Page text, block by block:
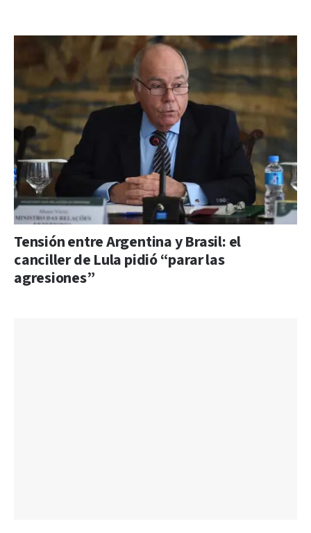
Tensión entre Argentina y Brasil: el
canciller de Lula pidió “parar las
agresiones”